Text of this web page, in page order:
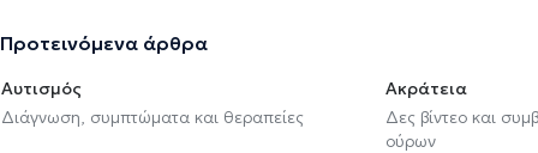
Προτεινόμενα άρθρα
Αυτισμός
Διάγνωση, συμπτώματα και θεραπείες
Ακράτεια
Δες βίντεο και
ούρων